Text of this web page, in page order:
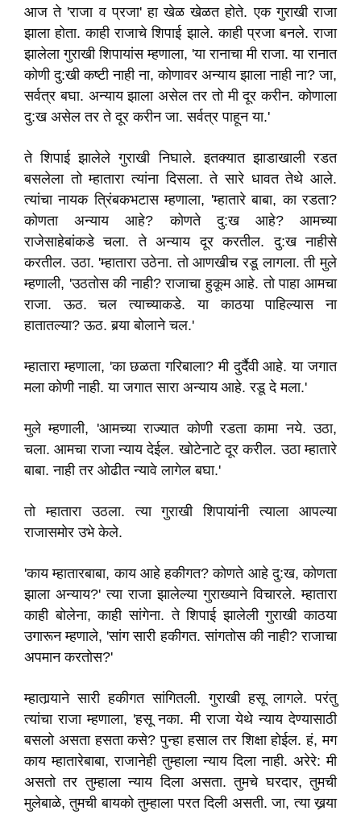
आज ते 'राजा व प्रजा' हा खेळ खेळत होते. एक गुराखी राजा
झाला होता. काही राजाचे शिपाई झाले. काही प्रजा बनले. राजा
झालेला गुराखी शिपायांस म्हणाला, 'या रानाचा मी राजा. या रानात
कोणी दु:खी कष्टी नाही ना, कोणावर अन्याय झाला नाही ना? जा,
सर्वत्र बघा. अन्याय झाला असेल तर तो मी दूर करीन. कोणाला
दु:ख असेल तर ते दूर करीन जा. सर्वत्र पाहून या.'
ते शिपाई झालेले गुराखी निघाले. इतक्यात झाडाखाली रडत
बसलेला तो म्हातारा त्यांना दिसला. ते सारे धावत तेथे आले.
त्यांचा नायक त्रिंबकभटास म्हणाला, 'म्हातारे बाबा, का रडता?
कोणता अन्याय आहे? कोणते दु:ख आहे? आमच्या
राजेसाहेबांकडे चला. ते अन्याय दूर करतील. दु:ख नाहीसे
करतील. उठा. 'म्हातारा उठेना. तो आणखीच रडू लागला. ती मुले
म्हणाली, 'उठतोस की नाही? राजाचा हुकूम आहे. तो पाहा आमचा
राजा. ऊठ. चल त्याच्याकडे. या काठया पाहिल्यास ना
हातातल्या? ऊठ. बर्‍या बोलाने चल.'
म्हातारा म्हणाला, 'का छळता गरिबाला? मी दुर्दैवी आहे. या जगात
मला कोणी नाही. या जगात सारा अन्याय आहे. रडू दे मला.'
मुले म्हणाली, 'आमच्या राज्यात कोणी रडता कामा नये. उठा,
चला. आमचा राजा न्याय देईल. खोटेनाटे दूर करील. उठा म्हातारे
बाबा. नाही तर ओढीत न्यावे लागेल बघा.'
तो म्हातारा उठला. त्या गुराखी शिपायांनी त्याला आपल्या
राजासमोर उभे केले.
'काय म्हातारबाबा, काय आहे हकीगत? कोणते आहे दु:ख, कोणता
झाला अन्याय?' त्या राजा झालेल्या गुराख्याने विचारले. म्हातारा
काही बोलेना, काही सांगेना. ते शिपाई झालेली गुराखी काठया
उगारून म्हणाले, 'सांग सारी हकीगत. सांगतोस की नाही? राजाचा
अपमान करतोस?'
म्हातार्‍याने सारी हकीगत सांगितली. गुराखी हसू लागले. परंतु
त्यांचा राजा म्हणाला, 'हसू नका. मी राजा येथे न्याय देण्यासाठी
बसलो असता हसता कसे? पुन्हा हसाल तर शिक्षा होईल. हं, मग
काय म्हातारेबाबा, राजानेही तुम्हाला न्याय दिला नाही. अरेरे: मी
असतो तर तुम्हाला न्याय दिला असता. तुमचे घरदार, तुमची
मुलेबाळे, तुमची बायको तुम्हाला परत दिली असती. जा, त्या खर्‍या